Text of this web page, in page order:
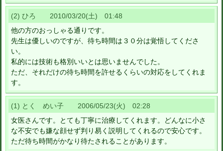
(2) ひろ 2010/03/20(土) 01:48
他の方のおっしゃる通りです。
先生は優しいのですが、待ち時間は３０分は覚悟してくださ
い。
私的には技術も格別いいとは思いませんでした。
ただ、それだけの待ち時間を許せるくらいの対応をしてくれま
す。
(1) とく めい子 2006/05/23(火) 02:28
女医さんです。とても丁寧に治療してくれます。どんなに小さ
な不安でも嫌な顔せず判り易く説明してくれるので安心です。
ただ待ち時間がかなり待たされることがあります。